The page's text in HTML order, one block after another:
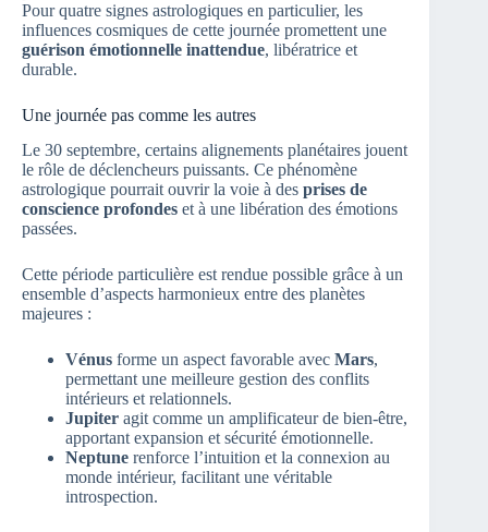
Pour quatre signes astrologiques en particulier, les
influences cosmiques de cette journée promettent une
guérison émotionnelle inattendue, libératrice et
durable.
Une journée pas comme les autres
Le 30 septembre, certains alignements planétaires jouent
le rôle de déclencheurs puissants. Ce phénomène
astrologique pourrait ouvrir la voie à des prises de
conscience profondes et à une libération des émotions
passées.
Cette période particulière est rendue possible grâce à un
ensemble d’aspects harmonieux entre des planètes
majeures :
Vénus forme un aspect favorable avec Mars,
permettant une meilleure gestion des conflits
intérieurs et relationnels.
Jupiter agit comme un amplificateur de bien-être,
apportant expansion et sécurité émotionnelle.
Neptune renforce l’intuition et la connexion au
monde intérieur, facilitant une véritable
introspection.